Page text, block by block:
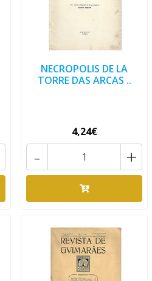
NECROPOLIS DE LA
TORRE DAS ARCAS ..
4,24€
+
-